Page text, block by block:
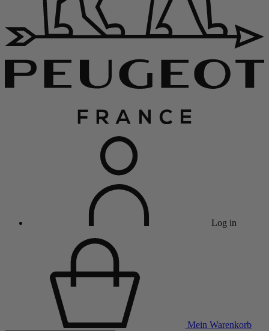
Log in
Mein Warenkorb